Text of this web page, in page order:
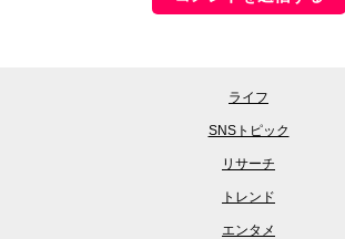
ライフ
SNSトピック
リサーチ
トレンド
エンタメ